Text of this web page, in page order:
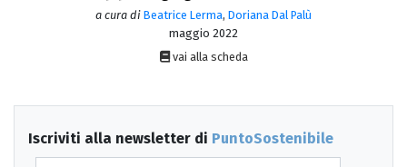
a cura di Beatrice Lerma, Doriana Dal Palù
maggio 2022
vai alla scheda
Iscriviti alla newsletter di PuntoSostenibile